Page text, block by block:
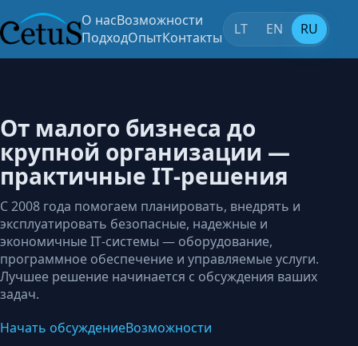
О насВозможности
ПодходОпытКонтакты LT EN RU
От малого бизнеса до
крупной организации —
практичные IT‑решения
С 2008 года помогаем планировать, внедрять и
эксплуатировать безопасные, надежные и
экономичные IT‑системы — оборудование,
программное обеспечение и управляемые услуги.
Лучшее решение начинается с обсуждения ваших
задач.
Начать обсуждениеВозможности